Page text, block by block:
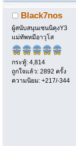
(อ่าน 608 ครั้ง)
Black7nos
ผู้สนับสนุนเซนนิคุงY3
แม่ทัพหมีอาวุโส
กระทู้: 4,814
ถูกใจแล้ว: 2892 ครั้ง
ความนิยม: +217/-344